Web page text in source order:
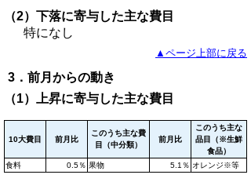
（2）下落に寄与した主な費目
特になし
▲ページ上部に戻る
3．前月からの動き
（1）上昇に寄与した主な費目
10大費目 前月比
このうち主な費
目（中分類）
前月比
このうち主な
品目（※生鮮
食品）
食料
0.5％ 果物 5.1％ オレンジ※等